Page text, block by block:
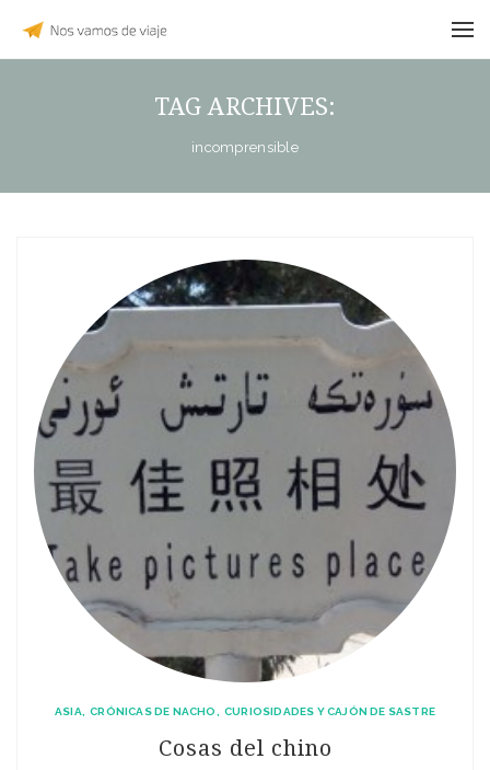
TAG ARCHIVES:
incomprensible
ASIA CRÓNICAS DE NACHO CURIOSIDADES Y CAJÓN DE SASTRE
Cosas del chino